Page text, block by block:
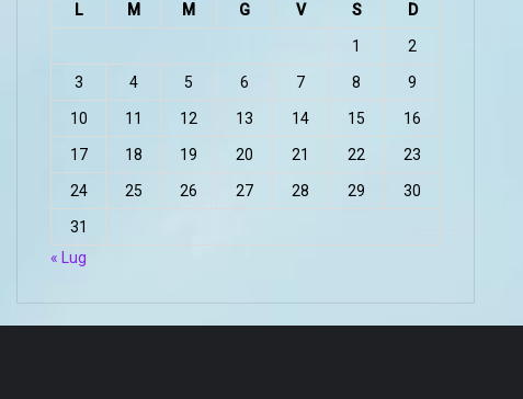
L M M G V S D
1 2
3 4 5 6 7 8 9
10 11 12 13 14 15 16
17 18 19 20 21 22 23
24 25 26 27 28 29 30
31
« Lug